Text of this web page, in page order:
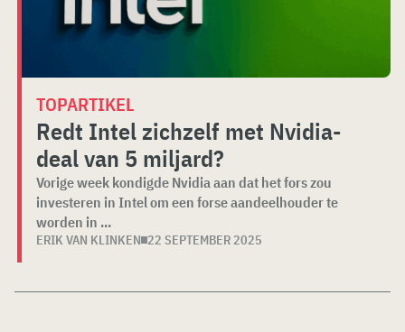
TOPARTIKEL
Redt Intel zichzelf met Nvidia-
deal van 5 miljard?
Vorige week kondigde Nvidia aan dat het fors zou
investeren in Intel om een forse aandeelhouder te
worden in ...
ERIK VAN KLINKEN 22 SEPTEMBER 2025